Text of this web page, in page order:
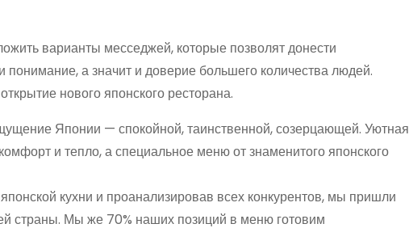
варианты месседжей, которые позволят донести
а значит и доверие большего количества людей.
нового японского ресторана.
Японии — спокойной, таинственной, созерцающей. Уютная
и тепло, а специальное меню от знаменитого японского
кухни и проанализировав всех конкурентов, мы пришли
страны. Мы же 70% наших позиций в меню готовим